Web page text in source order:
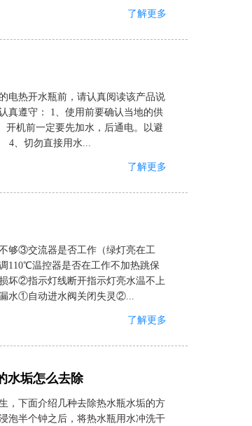
了解更多
电热开水瓶前，请认真阅读该产品说
真遵守： 1、使用前要确认当地的供
开机前一定要先加水，后通电。以避
4、切勿直接用水...
了解更多
够③交流器是否工作（绿灯亮在工
温控器是否在工作不加热跳保
坏②指示灯线断开指示灯亮水温不上
水①自动进水阀关闭失灵②...
了解更多
水垢怎么去除
，下面介绍几种去除热水瓶水垢的方
泡半个钟之后，将热水瓶用水冲洗干